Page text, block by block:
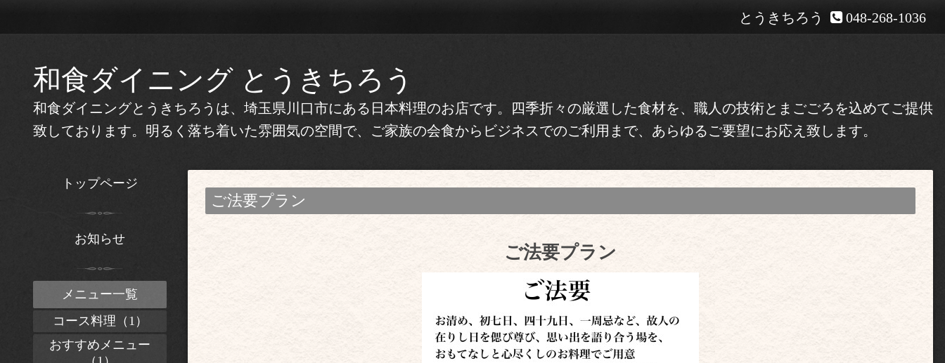
048-268-1036
とうきちろう
和食ダイニング とうきちろう
和食ダイニングとうきちろうは、埼玉県川口市にある日本料理のお店です。四季折々の厳選した食材を、職人の技術とまごごろを込めてご提供
致しております。明るく落ち着いた雰囲気の空間で、ご家族の会食からビジネスでのご利用まで、あらゆるご要望にお応え致します。
ご法要プラン
ご法要プラン
トップページ
お知らせ
メニュー一覧
コース料理（1）
おすすめメニュー